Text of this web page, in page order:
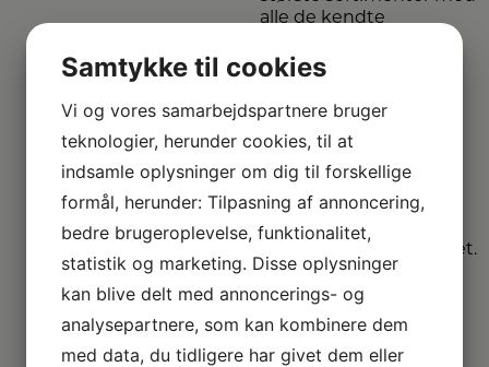
alle de kendte
Vi
dækker hele
DK
Vælg mellem mange
forskellige
forhandlere i hele landet.
Samtykke til cookies
Vi og vores samarbejdspartnere bruger
teknologier, herunder cookies, til at
indsamle oplysninger om dig til forskellige
formål, herunder: Tilpasning af annoncering,
bedre brugeroplevelse, funktionalitet,
statistik og marketing. Disse oplysninger
kan blive delt med annoncerings- og
analysepartnere, som kan kombinere dem
med data, du tidligere har givet dem eller